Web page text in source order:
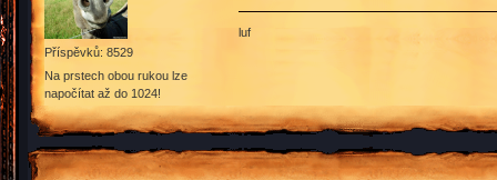
Příspěvků: 8529
Na prstech obou rukou lze
napočítat až do 1024!
luf